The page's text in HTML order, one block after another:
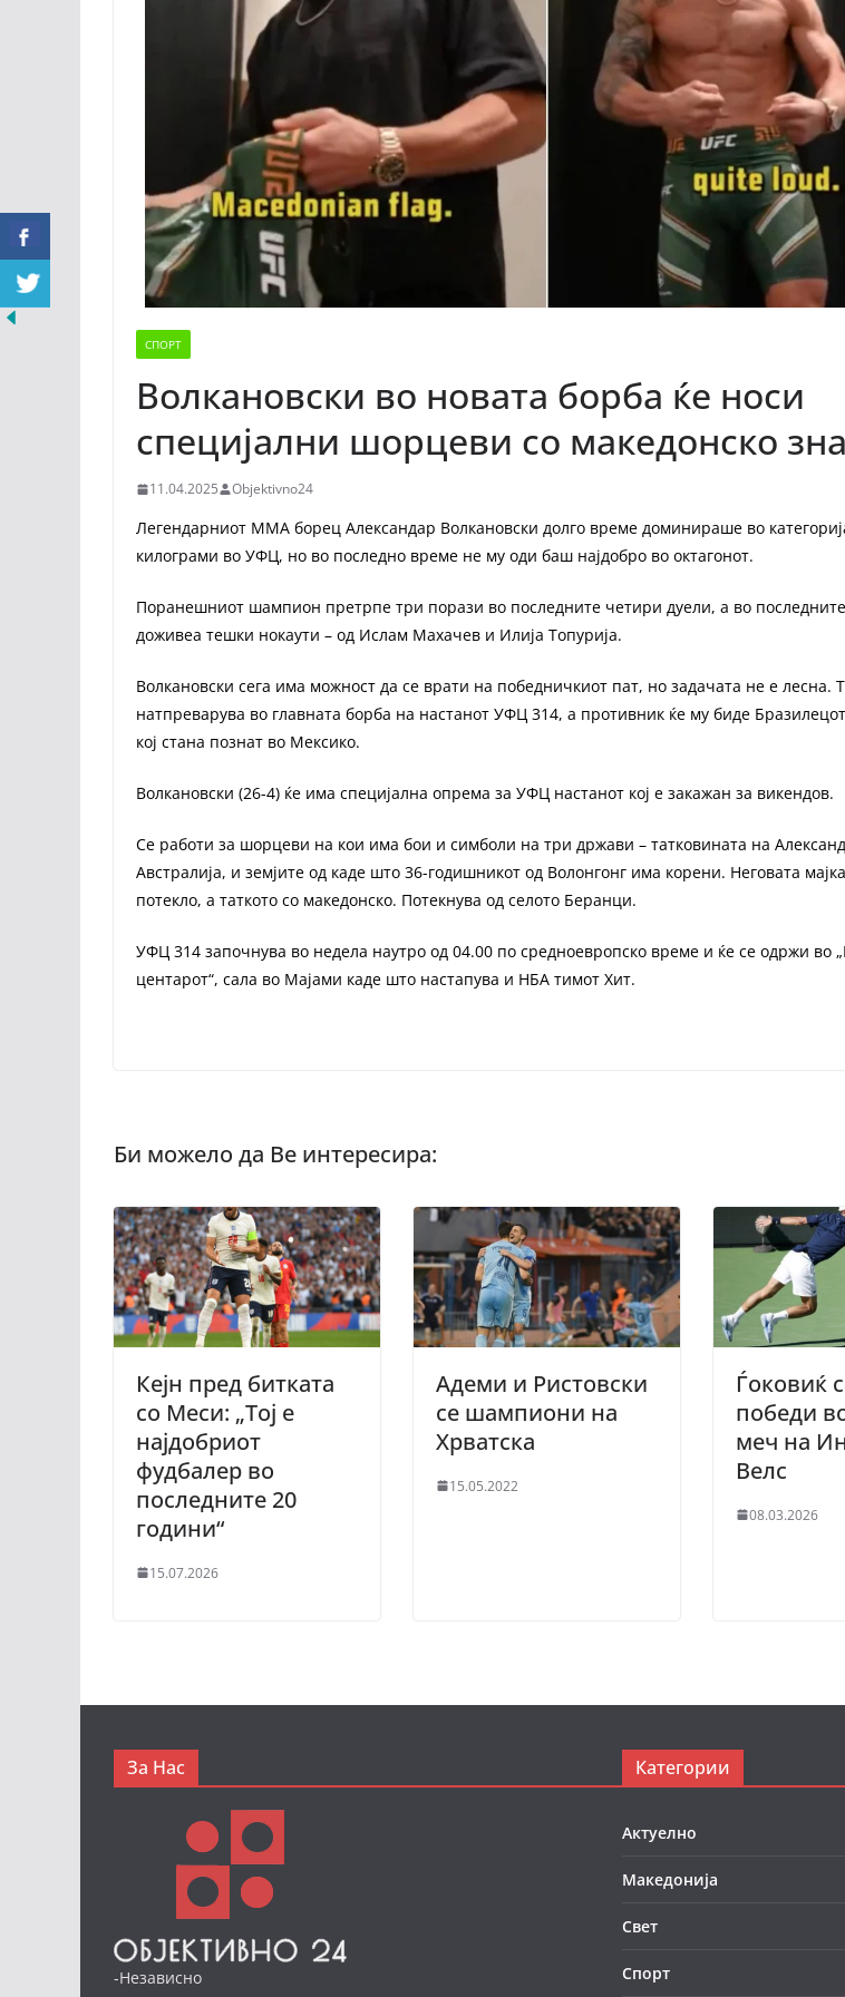
СПОРТ
Волкановски во новата борба ќе носи
специјални шорцеви со македонско
11.04.2025 Objektivno24
Легендарниот ММА борец Александар Волкановски долго време доминираше во
килограми во УФЦ, но во последно време не му оди баш најдобро во октагонот.
Поранешниот шампион претрпе три порази во последните четири дуели, а во
доживеа тешки нокаути – oд Ислам Махачев и Илија Топурија.
Волкановски сега има можност да се врати на победничкиот пат, но задачата не е лесна.
натпреварува во главната борба на настанот УФЦ 314, а противник ќе му биде
кој стана познат во Мексико.
Волкановски (26-4) ќе има специјална опрема за УФЦ настанот кој е закажан за викендов.
Се работи за шорцеви на кои има бои и симболи на три држави – татковината на
Австралија, и земјите од каде што 36-годишникот од Волонгонг има корени. Неговата
потекло, а таткото со македонско. Потекнува од селото Беранци.
УФЦ 314 започнува во недела наутро од 04.00 по средноевропско време и ќе се одржи во
центарот“, сала во Мајами каде што настапува и НБА тимот Хит.
Кејн пред битката
со Меси: „Тој е
најдобриот
фудбалер во
последните 20
години“
15.07.2026
Адеми и Ристовски
се шампиони на
Хрватска
15.05.2022
Ѓоковиќ
победи
меч на
Велс
08.03.2026
За Нас
-Независно
Категории
Актуелно
Македонија
Свет
Спорт